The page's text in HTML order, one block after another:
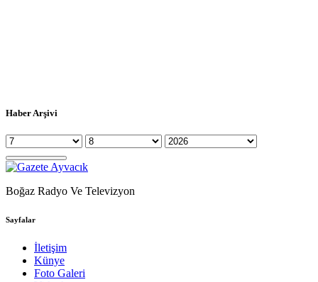
Haber Arşivi
Boğaz Radyo Ve Televizyon
Sayfalar
İletişim
Künye
Foto Galeri